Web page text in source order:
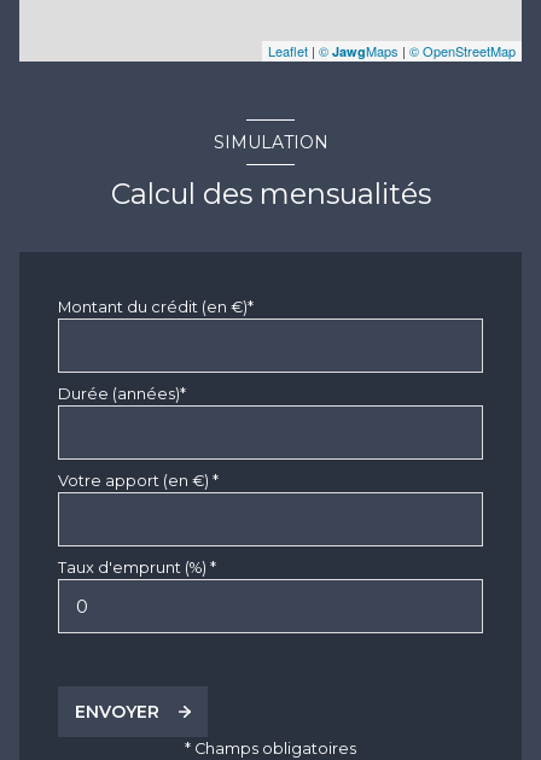
Leaflet | © JawgMaps | © OpenStreetMap
SIMULATION
Calcul des mensualités
Montant du crédit (en €)*
Durée (années)*
Votre apport (en €) *
Taux d'emprunt (%) *
ENVOYER
* Champs obligatoires